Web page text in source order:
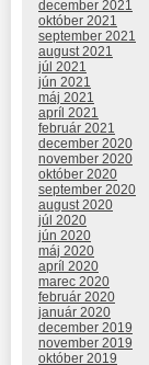
december 2021
október 2021
september 2021
august 2021
júl 2021
jún 2021
máj 2021
apríl 2021
február 2021
december 2020
november 2020
október 2020
september 2020
august 2020
júl 2020
jún 2020
máj 2020
apríl 2020
marec 2020
február 2020
január 2020
december 2019
november 2019
október 2019